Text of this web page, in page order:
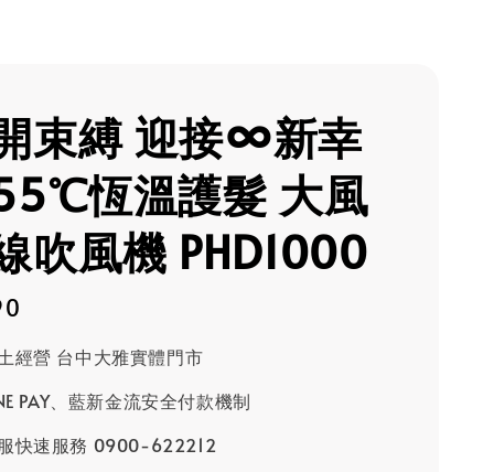
束縛 迎接∞新幸
恆溫護髮 大風
吹風機 PHD1000
經營 台中大雅實體門市
PAY、藍新金流安全付款機制
快速服務 0900-622212